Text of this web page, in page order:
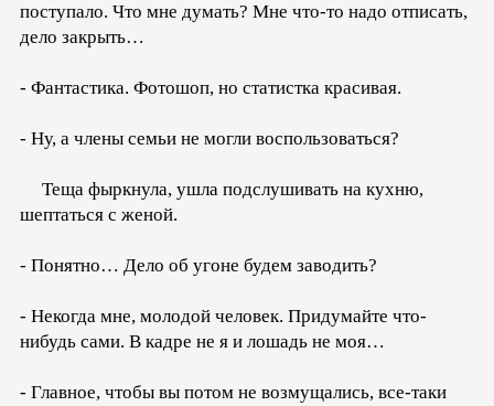
поступало. Что мне думать? Мне что-то надо отписать,
дело закрыть…
- Фантастика. Фотошоп, но статистка красивая.
- Ну, а члены семьи не могли воспользоваться?
Теща фыркнула, ушла подслушивать на кухню,
шептаться с женой.
- Понятно… Дело об угоне будем заводить?
- Некогда мне, молодой человек. Придумайте что-
нибудь сами. В кадре не я и лошадь не моя…
- Главное, чтобы вы потом не возмущались, все-таки